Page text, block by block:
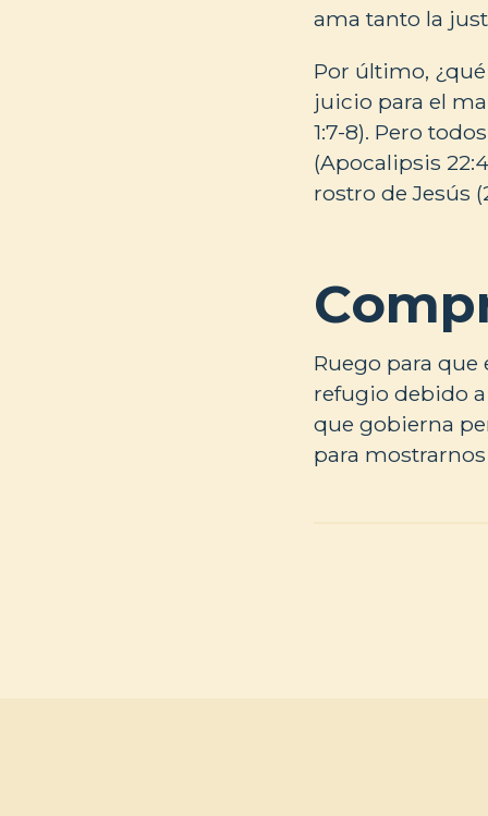
ama tanto la
Por último,
juicio para el
1:7-8). Pero
(Apocalipsis
rostro de Jesús
Ruego para que
refugio debido a
que gobierna
para